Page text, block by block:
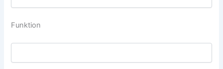
Funktion